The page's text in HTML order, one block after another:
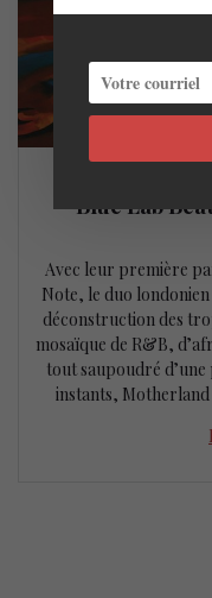
Blue Lab
Avec leur première
Note, le duo
déconstruction des
mosaïque de R&B,
tout saupoudré
instants, Motherland